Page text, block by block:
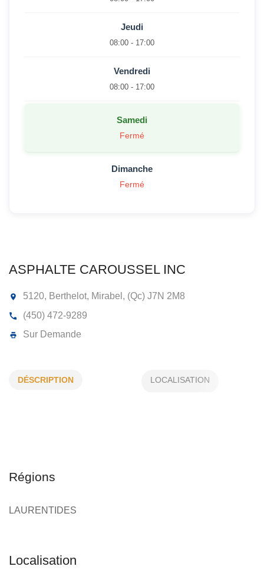
5120, Berthelot, Mirabel, (Qc)J7N 2M8
DÉSCRIPTION
Régions
LAURENTIDES
Jeudi
08:00 - 17:00
Vendredi
08:00 - 17:00
Samedi
Fermé
Dimanche
Fermé